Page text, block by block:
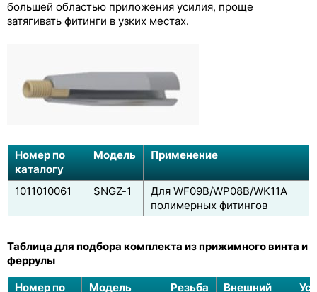
большей областью приложения усилия, проще
затягивать фитинги в узких местах.
Номер по
каталогу
Модель Применение
1011010061 SNGZ-1
Для WF09B/WP08B/WK11A
полимерных фитингов
Таблица для подбора комплекта из прижимного винта и
феррулы
Номер по Модель Резьба Внешний